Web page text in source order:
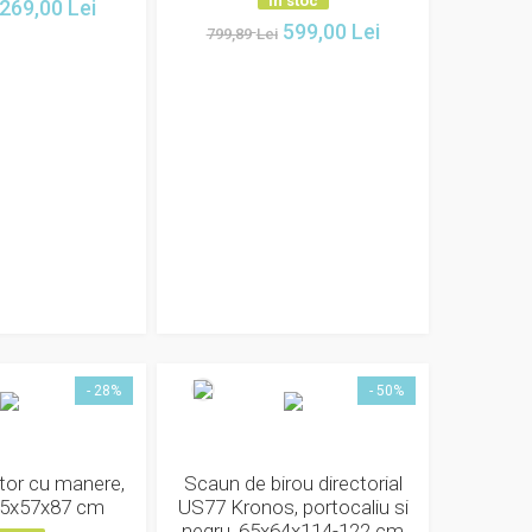
269,00 Lei
799,89 Lei 599,00 Lei
- 28%
cu manere,
cm
- 50%
Scaun de birou directorial
US77 Kronos, portocaliu si